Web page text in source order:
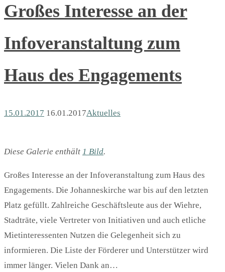
Großes Interesse an der
Infoveranstaltung zum
Haus des Engagements
15.01.2017 16.01.2017Aktuelles
Diese Galerie enthält 1 Bild.
Großes Interesse an der Infoveranstaltung zum Haus des
Engagements. Die Johanneskirche war bis auf den letzten
Platz gefüllt. Zahlreiche Geschäftsleute aus der Wiehre,
Stadträte, viele Vertreter von Initiativen und auch etliche
Mietinteressenten Nutzen die Gelegenheit sich zu
informieren. Die Liste der Förderer und Unterstützer wird
immer länger. Vielen Dank an…